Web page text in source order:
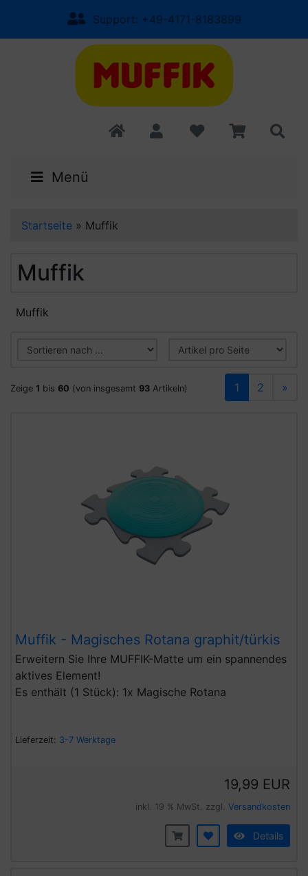
Support: +49-4171-8183899
Menü
Startseite » Muffik
Muffik
Muffik
Zeige 1 bis 60 (von insgesamt 93 Artikeln) 1 2 »
Muffik - Magisches Rotana graphit/türkis
Erweitern Sie Ihre MUFFIK-Matte um ein spannendes
aktives Element!
Es enthält (1 Stück): 1x Magische Rotana
Lieferzeit: 3-7 Werktage
19,99 EUR
inkl. 19 % MwSt. zzgl. Versandkosten
Details